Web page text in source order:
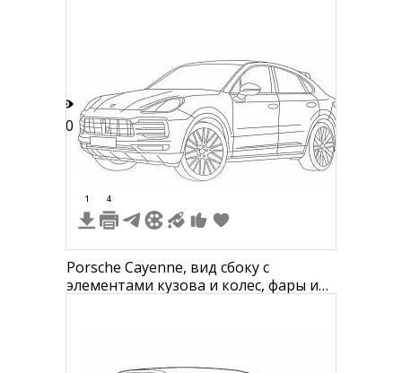
10
1 4
Porsche Cayenne, вид сбоку с
элементами кузова и колес, фары и